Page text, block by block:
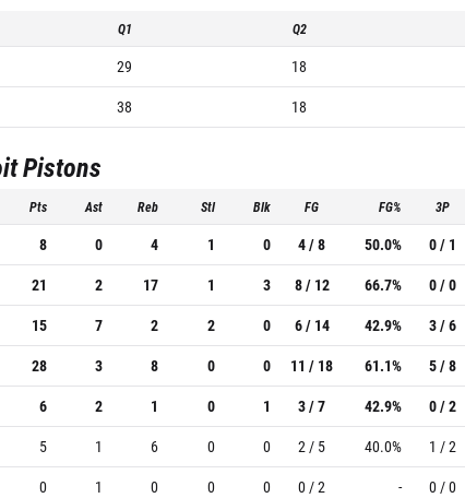
Q1 Q2
29 18
38 18
Pistons
Pts Ast Reb Stl Blk FG FG% 3P
8 0 4 1 0 4 / 8 50.0% 0 / 1
21 2 17 1 3 8 / 12 66.7% 0 / 0
15 7 2 2 0 6 / 14 42.9% 3 / 6
28 3 8 0 0 11 / 18 61.1% 5 / 8
6 2 1 0 1 3 / 7 42.9% 0 / 2
5 1 6 0 0 2 / 5 40.0% 1 / 2
0 1 0 0 0 0 / 2 - 0 / 0